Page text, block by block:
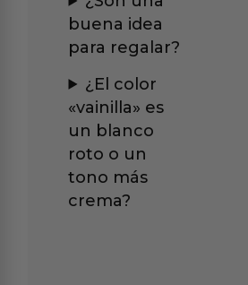
buena idea
para regalar?
¿El color
«vainilla» es
un blanco
roto o un
tono más
crema?